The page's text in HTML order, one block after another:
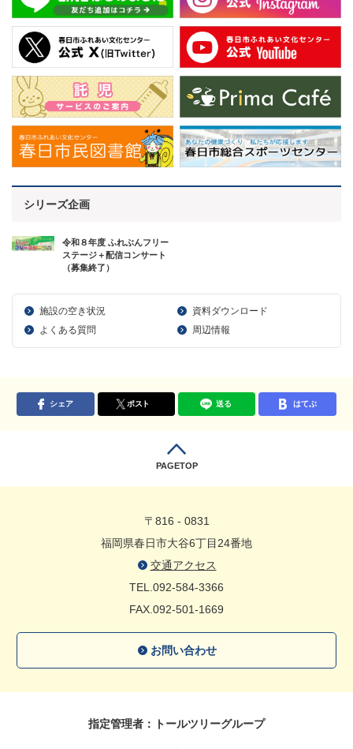
シリーズ企画
令和８年度 ふれぶんフリー
ステージ＋配信コンサート
（募集終了）
施設の空き状況
資料ダウンロード
よくある質問
周辺情報
シェア ポスト 送る はてぶ
PAGETOP
〒816 - 0831
福岡県春日市大谷6丁目24番地
交通アクセス
TEL.092-584-3366
FAX.092-501-1669
お問い合わせ
指定管理者：トールツリーグループ